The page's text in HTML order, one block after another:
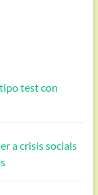
test con
a crisis socials